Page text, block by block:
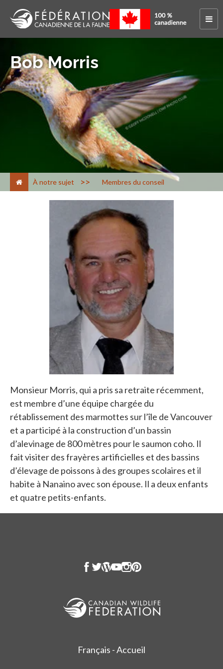
Bob Morris
À notre sujet > Membres du conseil
Monsieur Morris, qui a pris sa retraite récemment,
est membre d’une équipe chargée du
rétablissement des marmottes sur l’île de Vancouver
et a participé à la construction d’un bassin
d’alevinage de 800 mètres pour le saumon coho. Il
fait visiter des frayères artificielles et des bassins
d’élevage de poissons à des groupes scolaires et il
habite à Nanaino avec son épouse. Il a deux enfants
et quatre petits-enfants.
Français - Accueil